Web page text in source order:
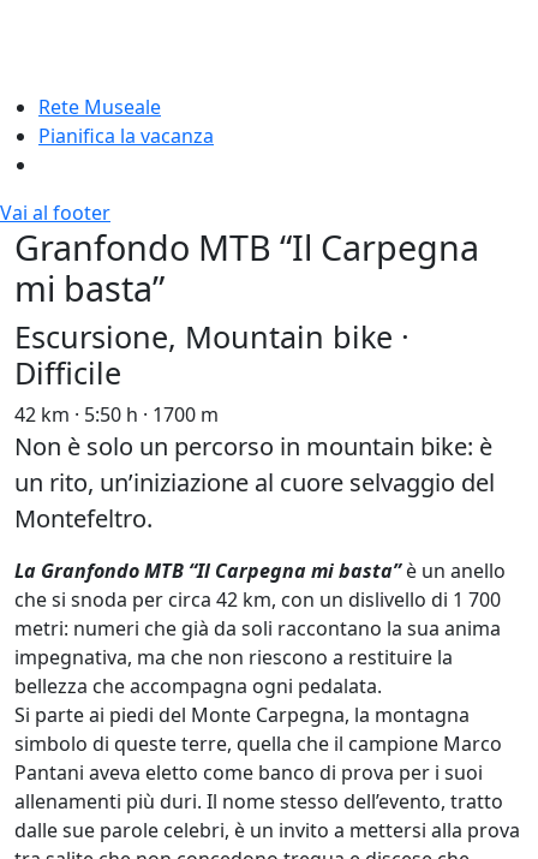
Rete Museale
Pianifica la vacanza
Vai al footer
Granfondo MTB “Il Carpegna
mi basta”
Escursione, Mountain bike ·
Difficile
42 km · 5:50 h · 1700 m
Non è solo un percorso in mountain bike: è
un rito, un’iniziazione al cuore selvaggio del
Montefeltro.
La Granfondo MTB “Il Carpegna mi basta”è un anello
che si snoda per circa 42 km, con un dislivello di 1 700
metri: numeri che già da soli raccontano la sua anima
impegnativa, ma che non riescono a restituire la
bellezza che accompagna ogni pedalata.
Si parte ai piedi del Monte Carpegna, la montagna
simbolo di queste terre, quella che il campione Marco
Pantani aveva eletto come banco di prova per i suoi
allenamenti più duri. Il nome stesso dell’evento, tratto
dalle sue parole celebri, è un invito a mettersi alla prova